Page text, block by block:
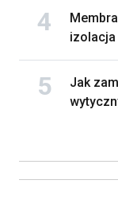
izolacja
Jak